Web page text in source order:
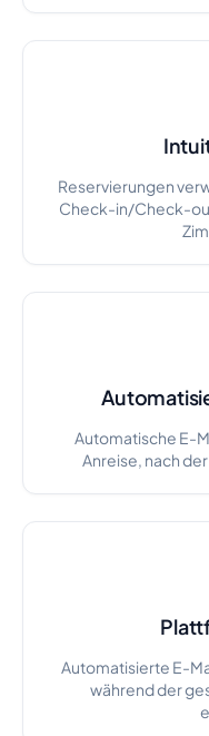
Reservierungen
Check-in/Check-
Automatische E-
Anreise, nach
Automatisierte E-
während der